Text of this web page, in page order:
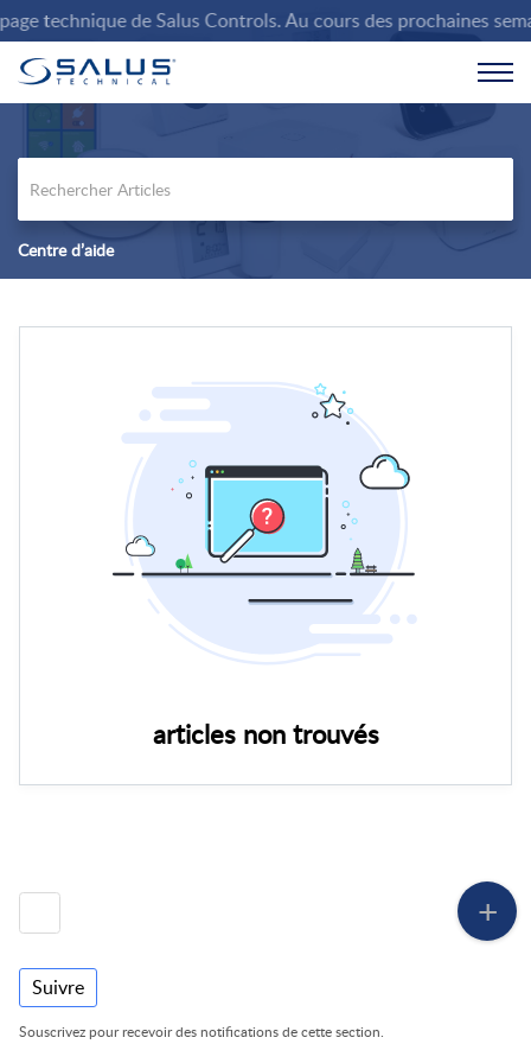
technique de Salus Controls. Au cours des prochaines
Centre d’aide
articles non trouvés
Suivre
Souscrivez pour recevoir des notifications de cette section.